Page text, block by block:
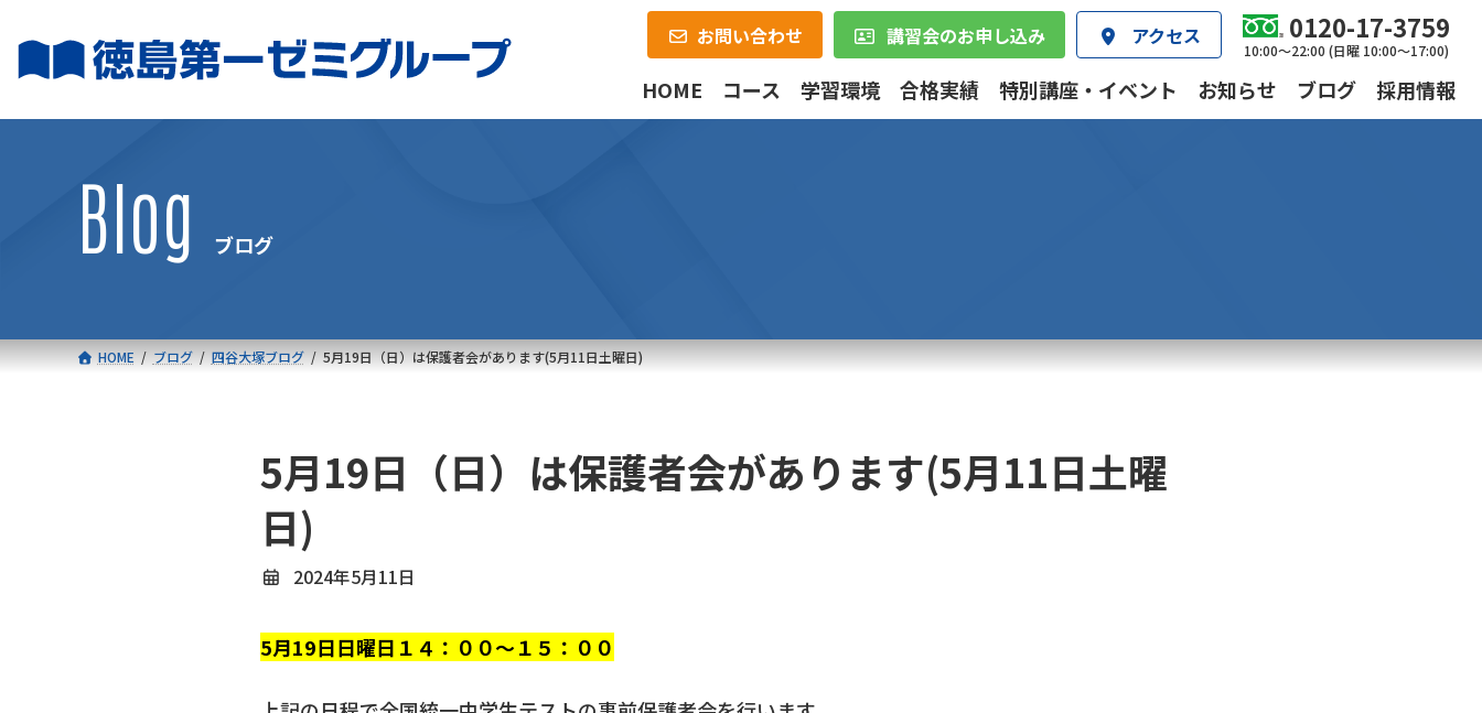
ン
テ
ビ
ゲ
お問い合わせ 講習会のお申し込み アクセス 0120-17-3759
10:00～22:00 (日曜 10:00～17:00)
HOME コース 学習環境 合格実績 特別講座・イベント お知らせ ブログ 採用情報
Blog ブログ
HOME ブログ 四谷大塚ブログ 5月19日（日）は保護者会があります(5月11日土曜日)
5月19日（日）は保護者会があります(5月11日土曜
日)
2024年5月11日
5月19日日曜日１４：００～１５：００